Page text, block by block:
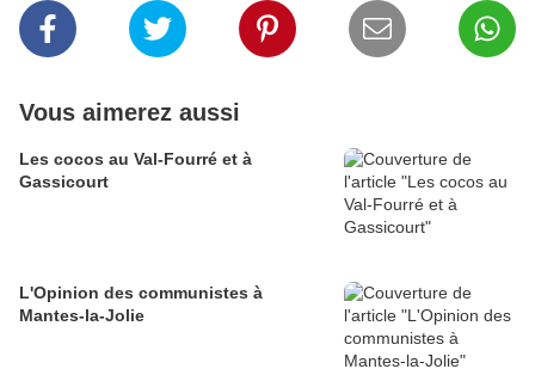
Vous aimerez aussi
Les cocos au Val-Fourré et à
Gassicourt
L'Opinion des communistes à
Mantes-la-Jolie